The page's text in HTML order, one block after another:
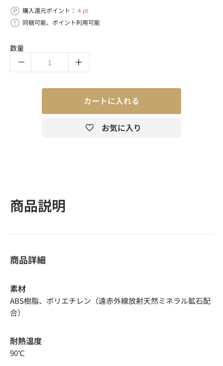
購入還元ポイント： 4 pt
同梱可能、ポイント利用可能
数量
カートに入れる
お気に入り
商品説明
商品詳細
素材
ABS樹脂、ポリエチレン（遠赤外線放射天然ミネラル鉱石配
合）
耐熱温度
90℃